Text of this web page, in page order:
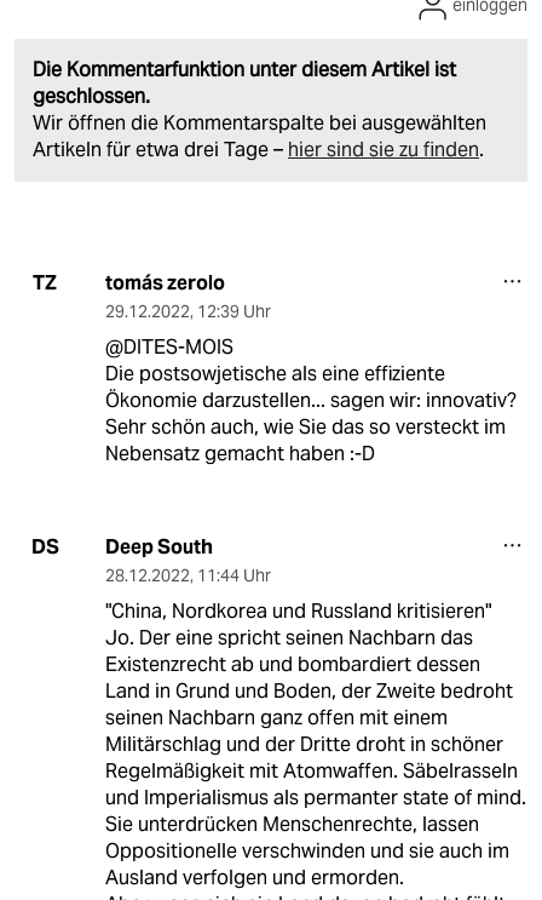
Die Kommentarfunktion unter diesem Artikel ist
geschlossen.
Wir öffnen die Kommentarspalte bei ausgewählten
Artikeln für etwa drei Tage – hier sind sie zu finden.
einloggen
TZ tomás zerolo
29.12.2022, 12:39 Uhr
@DITES-MOIS
Die postsowjetische als eine effiziente
Ökonomie darzustellen... sagen wir: innovativ?
Sehr schön auch, wie Sie das so versteckt im
Nebensatz gemacht haben :-D
DS Deep South
28.12.2022, 11:44 Uhr
"China, Nordkorea und Russland kritisieren"
Jo. Der eine spricht seinen Nachbarn das
Existenzrecht ab und bombardiert dessen
Land in Grund und Boden, der Zweite bedroht
seinen Nachbarn ganz offen mit einem
Militärschlag und der Dritte droht in schöner
Regelmäßigkeit mit Atomwaffen. Säbelrasseln
und Imperialismus als permanter state of mind.
Sie unterdrücken Menschenrechte, lassen
Oppositionelle verschwinden und sie auch im
Ausland verfolgen und ermorden.